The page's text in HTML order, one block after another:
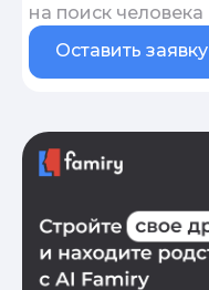
на поиск человека
Оставить заявку